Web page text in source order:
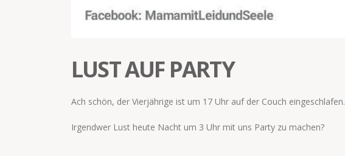
LUST AUF PARTY
Ach schön, der Vierjährige ist um 17 Uhr auf der Couch eingeschlafen.
Irgendwer Lust heute Nacht um 3 Uhr mit uns Party zu machen?